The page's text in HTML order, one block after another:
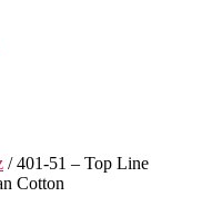
/ 401-51 – Top Line
Cotton